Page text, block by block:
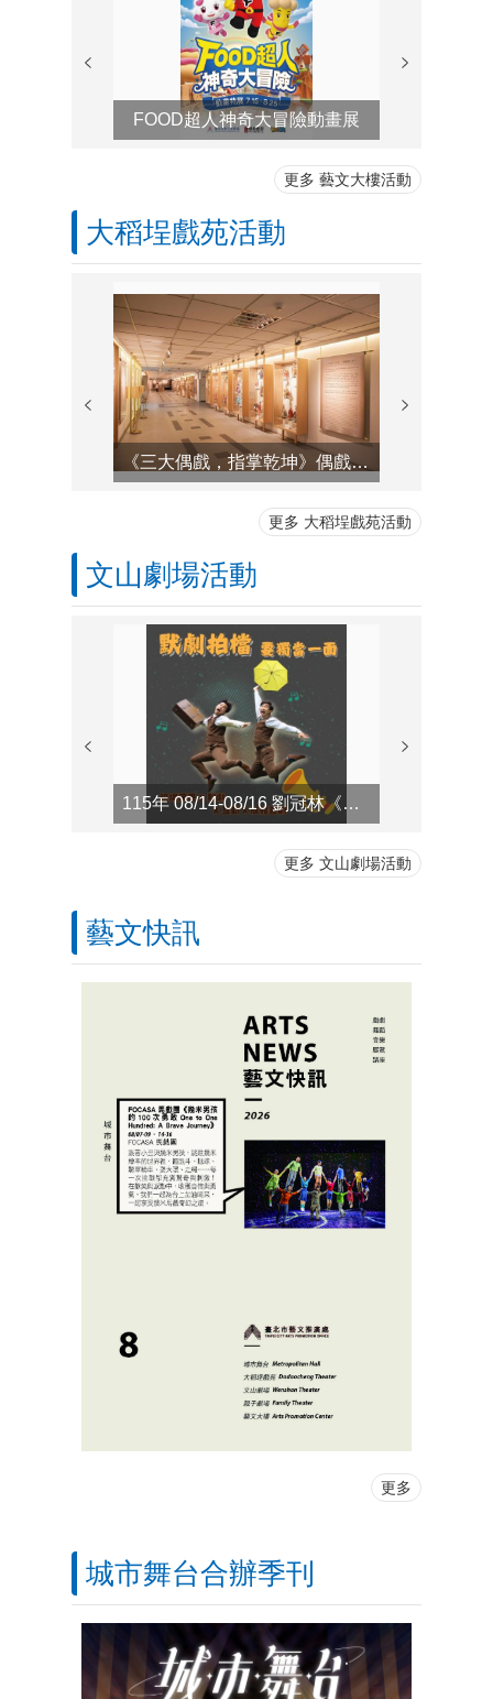
FOOD超人神奇大冒險動畫展
更多 藝文大樓活動
大稻埕戲苑活動
《三大偶戲，指掌乾坤》偶戲常設展
更多 大稻埕戲苑活動
文山劇場活動
115年 08/14-08/16 劉冠林《默劇拍檔要獨當一面》
更多 文山劇場活動
藝文快訊
更多
城市舞台合辦季刊